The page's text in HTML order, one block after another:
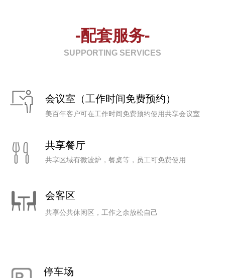
会议室（工作时间免费预约）
美百年客户可在工作时间免费预约使用共享会议室
共享餐厅
共享区域有微波炉，餐桌等，员工可免费使用
会客区
共享公共休闲区，工作之余放松自己
停车场
-配套服务-
SUPPORTING SERVICES